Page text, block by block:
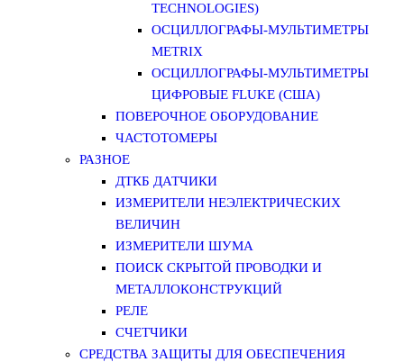
TECHNOLOGIES)
ОСЦИЛЛОГРАФЫ-МУЛЬТИМЕТРЫ
METRIX
ОСЦИЛЛОГРАФЫ-МУЛЬТИМЕТРЫ
ЦИФРОВЫЕ FLUKE (США)
ПОВЕРОЧНОЕ ОБОРУДОВАНИЕ
ЧАСТОТОМЕРЫ
РАЗНОЕ
ДТКБ ДАТЧИКИ
ИЗМЕРИТЕЛИ НЕЭЛЕКТРИЧЕСКИХ
ВЕЛИЧИН
ИЗМЕРИТЕЛИ ШУМА
ПОИСК СКРЫТОЙ ПРОВОДКИ И
МЕТАЛЛОКОНСТРУКЦИЙ
РЕЛЕ
СЧЕТЧИКИ
СРЕДСТВА ЗАЩИТЫ ДЛЯ ОБЕСПЕЧЕНИЯ